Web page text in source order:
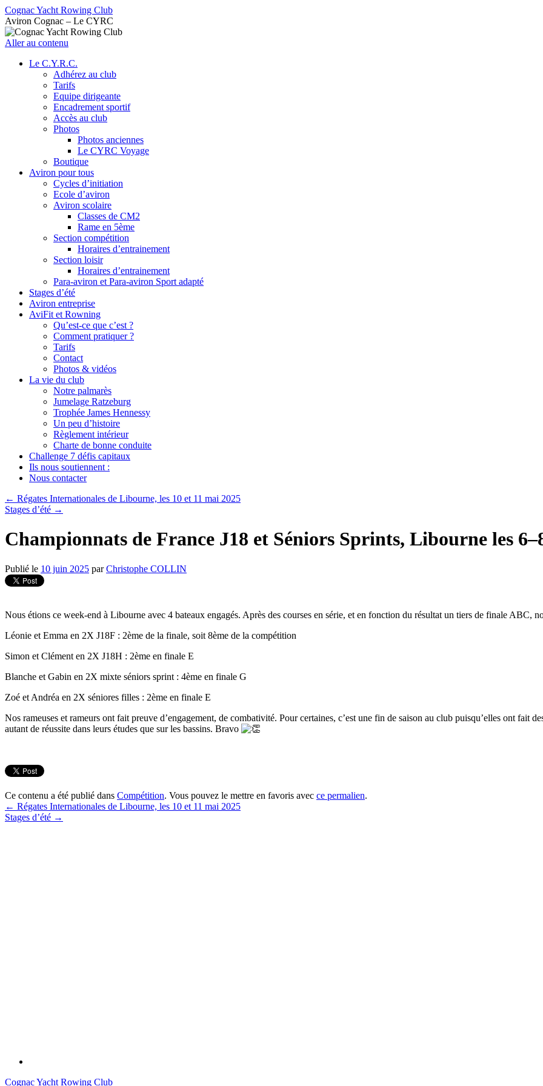
Cognac Yacht Rowing Club
Aviron Cognac – Le CYRC
Aller au contenu
Le C.Y.R.C.
Adhérez au club
Tarifs
Equipe dirigeante
Encadrement sportif
Accès au club
Photos
Photos anciennes
Le CYRC Voyage
Boutique
Aviron pour tous
Cycles d’initiation
Ecole d’aviron
Aviron scolaire
Classes de CM2
Rame en 5ème
Section compétition
Horaires d’entrainement
Section loisir
Horaires d’entrainement
Para-aviron et Para-aviron Sport adapté
Stages d’été
Aviron entreprise
AviFit et Rowning
Qu’est-ce que c’est ?
Comment pratiquer ?
Tarifs
Contact
Photos & vidéos
La vie du club
Notre palmarès
Jumelage Ratzeburg
Trophée James Hennessy
Un peu d’histoire
Règlement intérieur
Charte de bonne conduite
Challenge 7 défis capitaux
Ils nous soutiennent :
Nous contacter
← Régates Internationales de Libourne, les 10 et 11 mai 2025
Stages d’été →
Championnats de France J18 et Séniors Sprints, Libourne les
Publié le 10 juin 2025 par Christophe COLLIN
Nous étions ce week-end à Libourne avec 4 bateaux engagés. Après des courses en série, et en fonction du résultat un tiers de finale ABC,
Léonie et Emma en 2X J18F : 2ème de la finale, soit 8ème de la compétition
Simon et Clément en 2X J18H : 2ème en finale E
Blanche et Gabin en 2X mixte séniors sprint : 4ème en finale G
Zoé et Andréa en 2X séniores filles : 2ème en finale E
Nos rameuses et rameurs ont fait preuve d’engagement, de combativité. Pour certaines, c’est une fin de saison au club puisqu’elles ont fait
autant de réussite dans leurs études que sur les bassins. Bravo
Ce contenu a été publié dans Compétition. Vous pouvez le mettre en favoris avec ce permalien.
← Régates Internationales de Libourne, les 10 et 11 mai 2025
Stages d’été →
Cognac Yacht Rowing Club